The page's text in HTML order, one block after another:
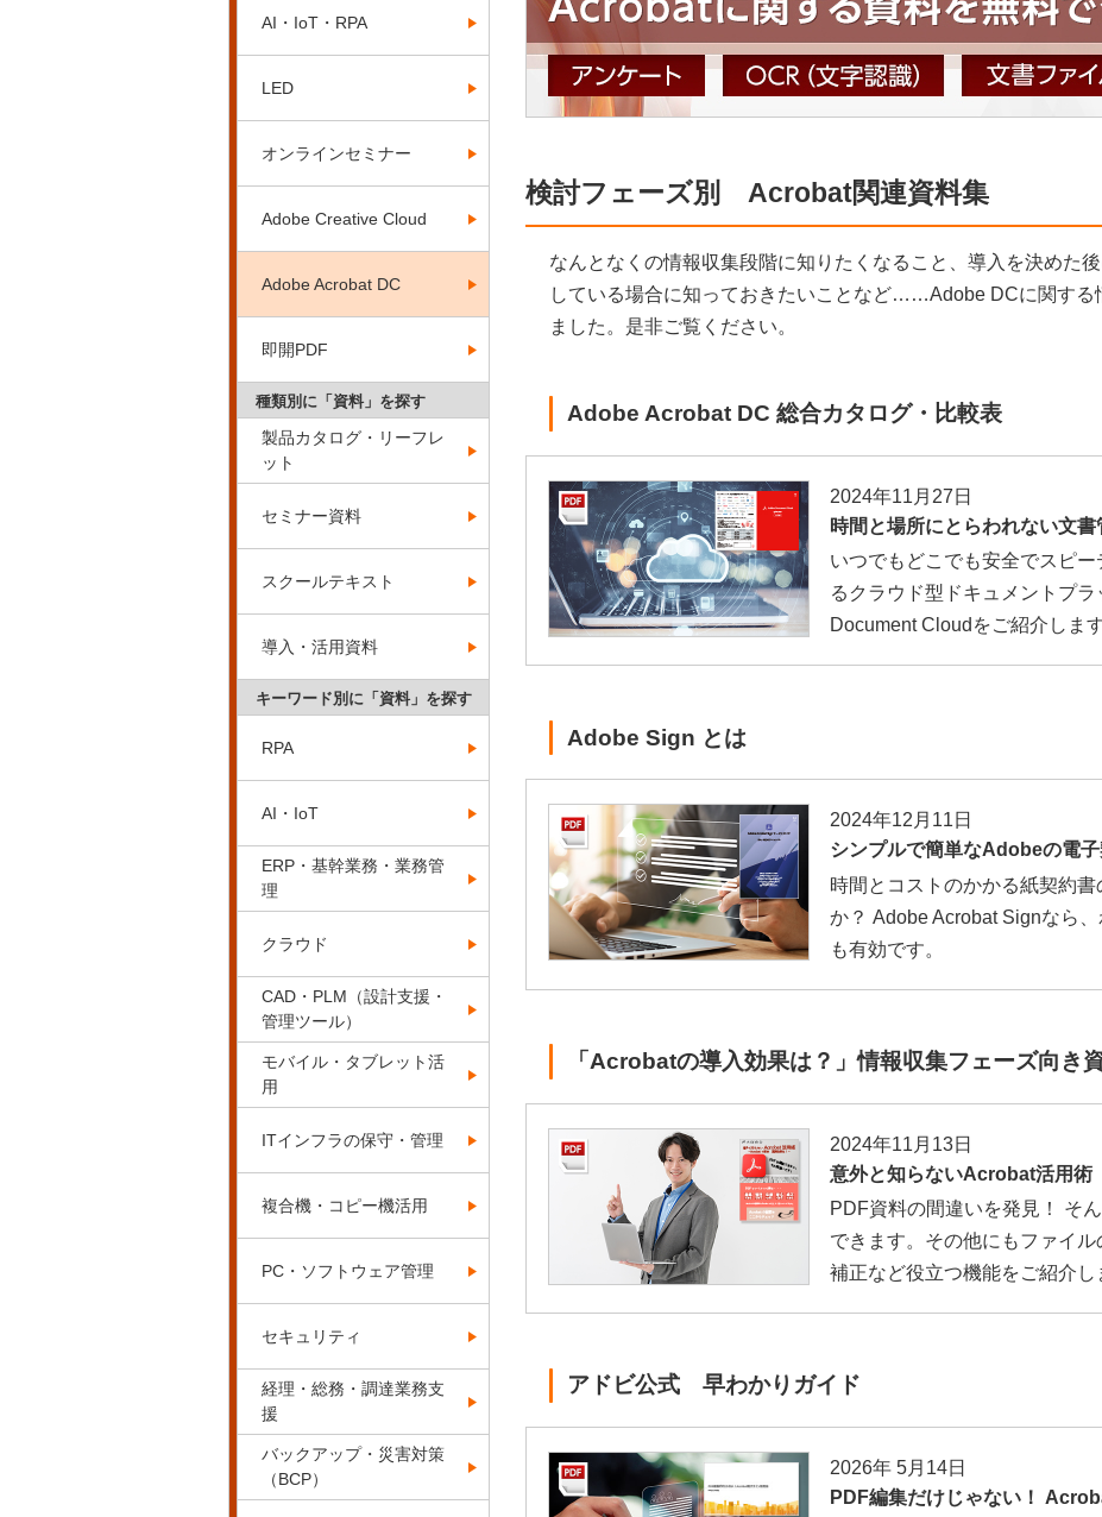
検討フェーズ別 Acrobat関連資料集
なんとなくの情報収集段階に知りたくなること、導入を決めた
している場合に知っておきたいことなど……Adobe DCに関する
ました。是非ご覧ください。
Adobe Acrobat DC 総合カタログ・比較表
2024年11月27日
時間と場所にとらわれない文
いつでもどこでも安全でスピ
るクラウド型ドキュメントプ
Document Cloudをご紹介します
Adobe Sign とは
2024年12月11日
シンプルで簡単なAdobeの電
時間とコストのかかる紙契約
か？ Adobe Acrobat Signなら
も有効です。
「Acrobatの導入効果は？」情報収集フェーズ向き
2024年11月13日
意外と知らないAcrobat活用術
PDF資料の間違いを発見！ そ
できます。その他にもファイル
補正など役立つ機能をご紹介し
アドビ公式 早わかりガイド
2026年 5月14日
PDF編集だけじゃない！
AI・IoT・RPA
LED
オンラインセミナー
Adobe Creative Cloud
Adobe Acrobat DC
即開PDF
種類別に「資料」を探す
製品カタログ・リーフレ
ット
セミナー資料
スクールテキスト
導入・活用資料
キーワード別に「資料」を探す
RPA
AI・IoT
ERP・基幹業務・業務管
理
クラウド
CAD・PLM（設計支援・
管理ツール）
モバイル・タブレット活
用
ITインフラの保守・管理
複合機・コピー機活用
PC・ソフトウェア管理
セキュリティ
経理・総務・調達業務支
援
バックアップ・災害対策
（BCP）